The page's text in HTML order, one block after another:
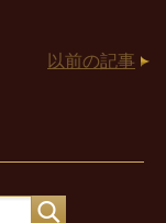
以前の記事